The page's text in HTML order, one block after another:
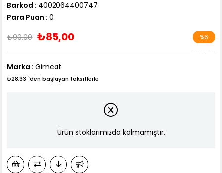
Barkod : 4002064400747
Para Puan : 0
₺90,00 ₺85,00 %6
İndirim
Marka : Gimcat
₺28,33 `den başlayan taksitlerle
Ürün stoklarımızda kalmamıştır.